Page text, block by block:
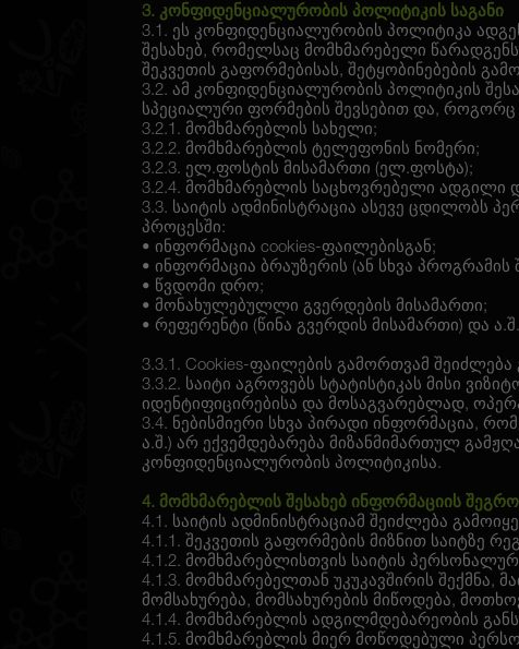
3. კონფიდენციალურობის პოლიტიკის საგანი
3.1. ეს კონფიდენციალურობის პოლიტიკა
შესახებ, რომელსაც მომხმარებელი
შეკვეთის გაფორმებისას, შეტყობინებების
3.2. ამ კონფიდენციალურობის პოლიტიკის
სპეციალური ფორმების შევსებით და, როგორც
3.2.1. მომხმარებლის სახელი;
3.2.2. მომხმარებლის ტელეფონის ნომერი;
3.2.3. ელ.ფოსტის მისამართი (ელ.ფოსტა);
3.2.4. მომხმარებლის საცხოვრებელი ადგილი
3.3. საიტის ადმინისტრაცია ასევე ცდილობს
პროცესში:
• ინფორმაცია cookies-ფაილებისგან;
• ინფორმაცია ბრაუზერის (ან სხვა პროგრამის
• წვდომი დრო;
• მონახულებულლი გვერდების მისამართი;
• რეფერენტი (წინა გვერდის მისამართი) და ა.შ.
3.3.1. Cookies-ფაილების გამორთვამ
3.3.2. საიტი აგროვებს სტატისტიკას მისი
იდენტიფიცირებისა და მოსაგვარებლად,
3.4. ნებისმიერი სხვა პირადი ინფორმაცია,
ა.შ.) არ ექვემდებარება მიზანმიმართულ
კონფიდენციალურობის პოლიტიკისა.
4. მომხმარებლის შესახებ ინფორმაციის
4.1. საიტის ადმინისტრაციამ შეიძლება
4.1.1. შეკვეთის გაფორმების მიზნით საიტზე
4.1.2. მომხმარებლისთვის საიტის
4.1.3. მომხმარებელთან უკუკავშირის შექმნა,
მომსახურება, მომსახურების მიწოდება,
4.1.4. მომხმარებლის ადგილმდებარეობის
4.1.5. მომხმარებლის მიერ მოწოდებული